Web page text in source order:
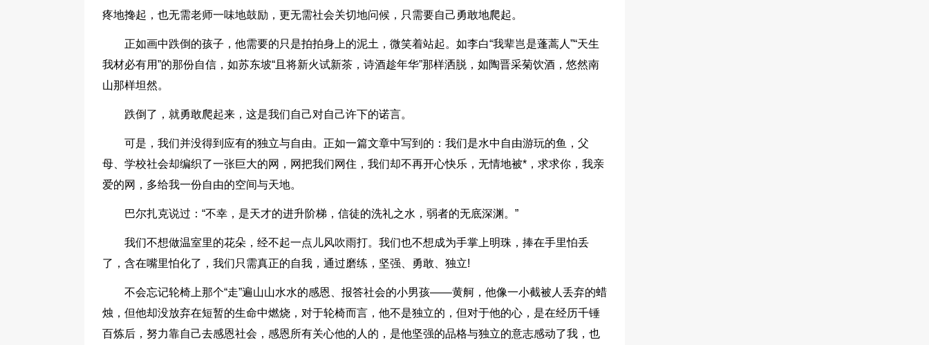
疼地搀起，也无需老师一味地鼓励，更无需社会关切地问候，只需要自己勇敢地爬起。
正如画中跌倒的孩子，他需要的只是拍拍身上的泥土，微笑着站起。如李白“我辈岂是蓬蒿人”“天生
我材必有用”的那份自信，如苏东坡“且将新火试新茶，诗酒趁年华”那样洒脱，如陶晋采菊饮酒，悠然南
山那样坦然。
跌倒了，就勇敢爬起来，这是我们自己对自己许下的诺言。
可是，我们并没得到应有的独立与自由。正如一篇文章中写到的：我们是水中自由游玩的鱼，父
母、学校社会却编织了一张巨大的网，网把我们网住，我们却不再开心快乐，无情地被*，求求你，我亲
爱的网，多给我一份自由的空间与天地。
巴尔扎克说过：“不幸，是天才的进升阶梯，信徒的洗礼之水，弱者的无底深渊。”
我们不想做温室里的花朵，经不起一点儿风吹雨打。我们也不想成为手掌上明珠，捧在手里怕丢
了，含在嘴里怕化了，我们只需真正的自我，通过磨练，坚强、勇敢、独立!
不会忘记轮椅上那个“走”遍山山水水的感恩、报答社会的小男孩——黄舸，他像一小截被人丢弃的蜡
烛，但他却没放弃在短暂的生命中燃烧，对于轮椅而言，他不是独立的，但对于他的心，是在经历千锤
百炼后，努力靠自己去感恩社会，感恩所有关心他的人的，是他坚强的品格与独立的意志感动了我，也